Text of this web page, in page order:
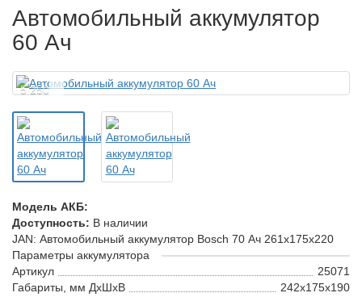
Автомобильный аккумулятор
60 Ач
5 250
Модель АКБ:
Доступность: В наличии
JAN: Автомобильный аккумулятор Bosch 70 Ач 261x175x220
Параметры аккумулятора
Артикул
25071
Габариты, мм ДхШхВ
242x175x190